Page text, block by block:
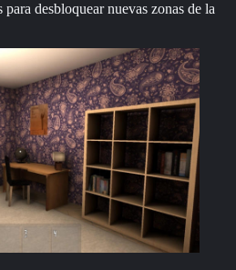
desbloquear nuevas zonas de la